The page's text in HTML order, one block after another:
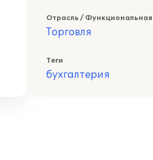
Отрасль / Функциональная
Торговля
Теги
бухгалтерия